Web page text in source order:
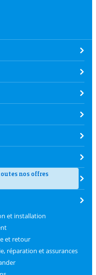
nos offres
et installation
et retour
réparation et assurances